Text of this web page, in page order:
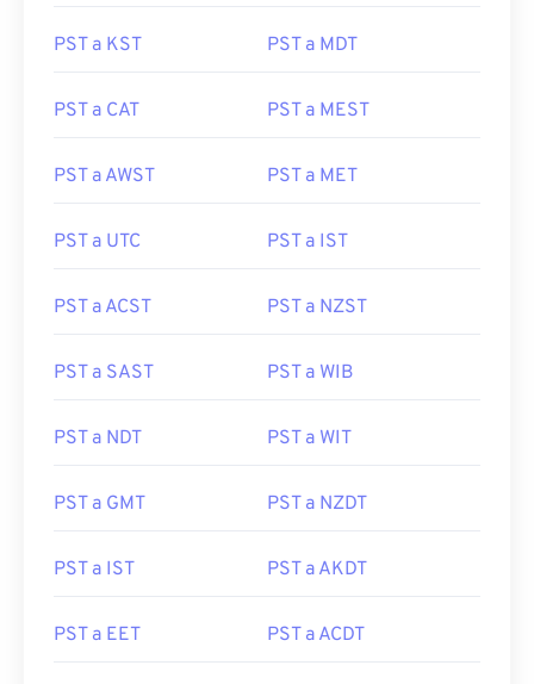
PST a KST PST a MDT
PST a CAT PST a MEST
PST a AWST PST a MET
PST a UTC PST a IST
PST a ACST PST a NZST
PST a SAST PST a WIB
PST a NDT PST a WIT
PST a GMT PST a NZDT
PST a IST PST a AKDT
PST a EET PST a ACDT